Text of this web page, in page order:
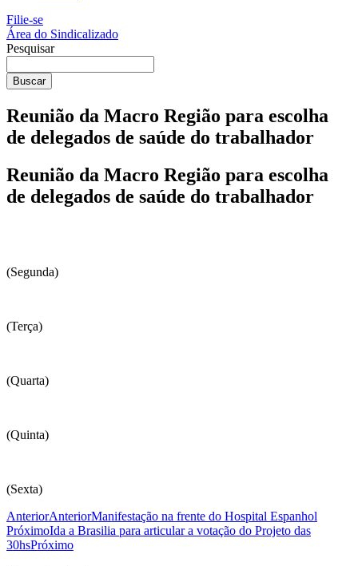
Filie-se
Área do Sindicalizado
Pesquisar
Buscar
Reunião da Macro Região para escolha
de delegados de saúde do trabalhador
Reunião da Macro Região para escolha
de delegados de saúde do trabalhador
(Segunda)
(Terça)
(Quarta)
(Quinta)
(Sexta)
AnteriorAnteriorManifestação na frente do Hospital Espanhol
PróximoIda a Brasilia para articular a votação do Projeto das
30hsPróximo